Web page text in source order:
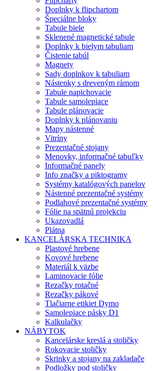
Doplnky k flipchartom
Špeciálne bloky
Tabule biele
Sklenené magnetické tabule
Doplnky k bielym tabuliam
Čistenie tabúl
Magnety
Sady doplnkov k tabuliam
Nástenky s dreveným rámom
Tabule napichovacie
Tabule samolepiace
Tabule plánovacie
Doplnky k plánovaniu
Mapy nástenné
Vitríny
Prezentačné stojany
Menovky, informačné tabuľky
Informačné panely
Info značky a piktogramy
Systémy katalógových panelov
Nástenné prezentačné systémy
Podlahové prezentačné systémy
Fólie na spätnú projekciu
Ukazovadlá
Plátna
KANCELÁRSKA TECHNIKA
Plastové hrebene
Kovové hrebene
Materiál k väzbe
Laminovacie fólie
Rezačky rotačné
Rezačky pákové
Tlačiarne etikiet Dymo
Samolepiace pásky D1
Kalkulačky
NÁBYTOK
Kancelárske kreslá a stoličky
Rokovacie stoličky
Skrinky a stojany na zakladače
Podložky pod stoličky